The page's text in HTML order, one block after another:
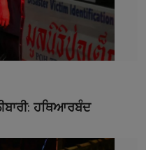
ਹਥਿਆਰਬੰਦ